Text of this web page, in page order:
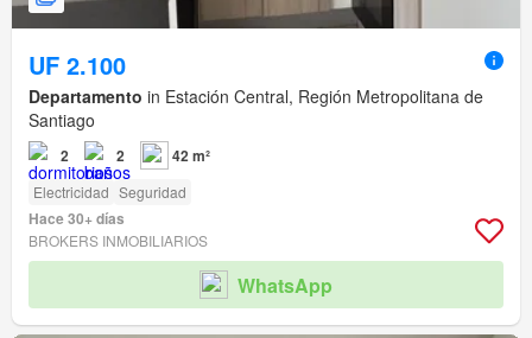
UF 2.100
Departamento in Estación Central, Región Metropolitana de
Santiago
2 2 42 m²
Electricidad Seguridad
Hace 30+ días
BROKERS INMOBILIARIOS
WhatsApp